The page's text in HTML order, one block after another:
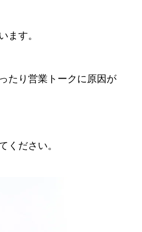
ます。
たり営業トークに原因が
ください。